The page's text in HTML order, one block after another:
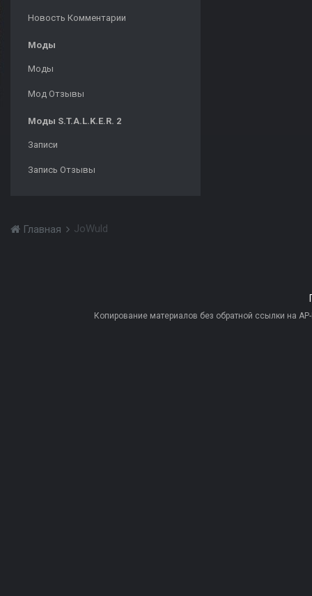
Новость Комментарии
Моды
Моды
Мод Отзывы
Моды S.T.A.L.K.E.R. 2
Записи
Запись Отзывы
Главная JoWuld
Копирование материалов без обратной ссылки на